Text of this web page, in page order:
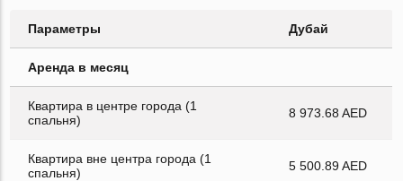
Параметры Дубай
Аренда в месяц
Квартира в центре города (1
спальня)
8 973.68 AED
Квартира вне центра города (1
спальня)
5 500.89 AED